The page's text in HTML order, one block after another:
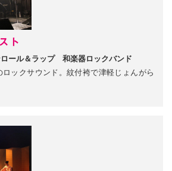
ト
ロール＆ラップ 和楽器ロックバンド
ックサウンド。紋付袴で津軽じょんがら